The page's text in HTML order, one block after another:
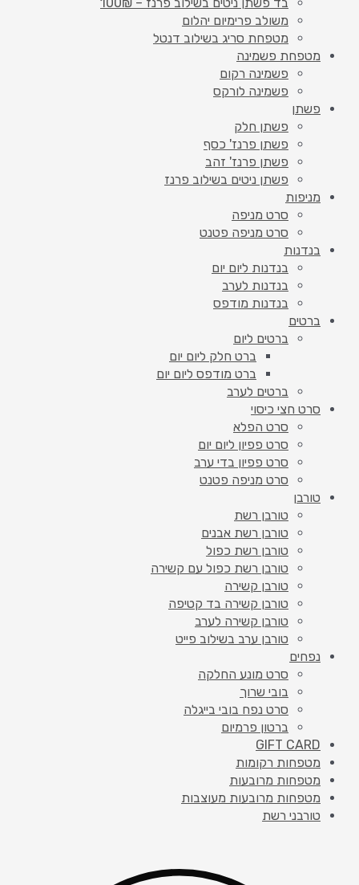
משולב פרימיום יהלום
מטפחת סריג בשילוב דנטל
מטפחת פשמינה
פשמינה רקום
פשמינה לורקס
פשתן
פשתן חלק
פשתן פרנז' כסף
פשתן פרנז' זהב
פשתן ניטים בשילוב פרנז
מניפות
סרט מניפה
סרט מניפה פטנט
בנדנות
בנדנות ליום יום
בנדנות לערב
בנדנות מודפס
ברטים
ברטים ליום
ברט חלק ליום יום
ברט מודפס ליום יום
ברטים לערב
סרט חצי כיסוי
סרט הפלא
סרט פפיון ליום יום
סרט פפיון בדי ערב
סרט מניפה פטנט
טורבן
טורבן רשת
טורבן רשת אבנים
טורבן רשת כפול
טורבן רשת כפול עם קשירה
טורבן קשירה
טורבן קשירה בד קטיפה
טורבן קשירה לערב
טורבן ערב בשילוב פייט
נפחים
סרט מונע החלקה
בובי שרוך
סרט נפח בובי בייגלה
ברטון פרמיום
GIFT CARD
מטפחות רקומות
מטפחות מרובעות
מטפחות מרובעות מעוצבות
טורבני רשת